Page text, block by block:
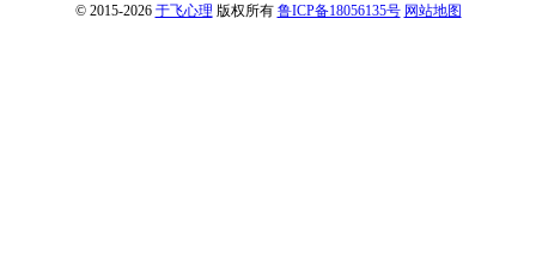
© 2015-2026 于飞心理 版权所有 鲁ICP备18056135号 网站地图